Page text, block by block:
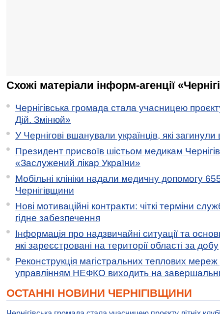
Схожі матеріали інформ-агенції
Чернігівська громада стала учасницею
Дій. Змінюй»
У Чернігові вшанували українців, які загинули
Президент присвоїв шістьом медикам
«Заслужений лікар України»
Мобільні клініки надали медичну допомогу
Чернігівщини
Нові мотиваційні контракти: чіткі терміни
гідне забезпечення
Інформація про надзвичайні ситуації та
які зареєстровані на території області за добу
Реконструкція магістральних теплових мереж
управлінням НЕФКО виходить на
ОСТАННІ НОВИНИ ЧЕРНІГІВЩИНИ